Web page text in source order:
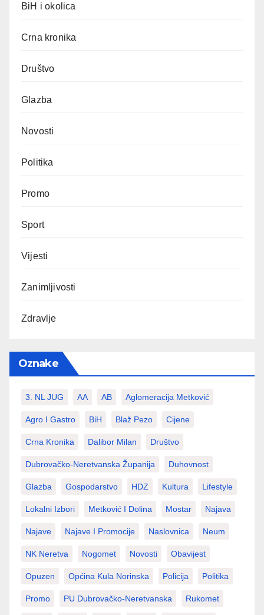
BiH i okolica
Crna kronika
Društvo
Glazba
Novosti
Politika
Promo
Sport
Vijesti
Zanimljivosti
Zdravlje
Oznake
3. NL JUG AA AB Aglomeracija Metković
Agro I Gastro BiH Blaž Pezo Cijene
Crna Kronika Dalibor Milan Društvo
Dubrovačko-Neretvanska Županija Duhovnost
Glazba Gospodarstvo HDZ Kultura Lifestyle
Lokalni Izbori Metković I Dolina Mostar Najava
Najave Najave I Promocije Naslovnica Neum
NK Neretva Nogomet Novosti Obavijest
Opuzen Općina Kula Norinska Policija Politika
Promo PU Dubrovačko-Neretvanska Rukomet